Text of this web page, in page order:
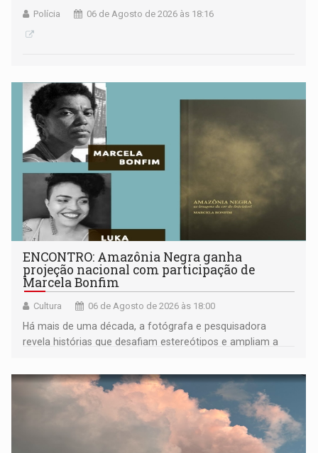
Polícia 06 de Agosto de 2026 às 18:16
ENCONTRO: Amazônia Negra ganha
projeção nacional com participação de
Marcela Bonfim
Cultura 06 de Agosto de 2026 às 18:00
Há mais de uma década, a fotógrafa e pesquisadora
revela histórias que desafiam estereótipos e ampliam a
negras